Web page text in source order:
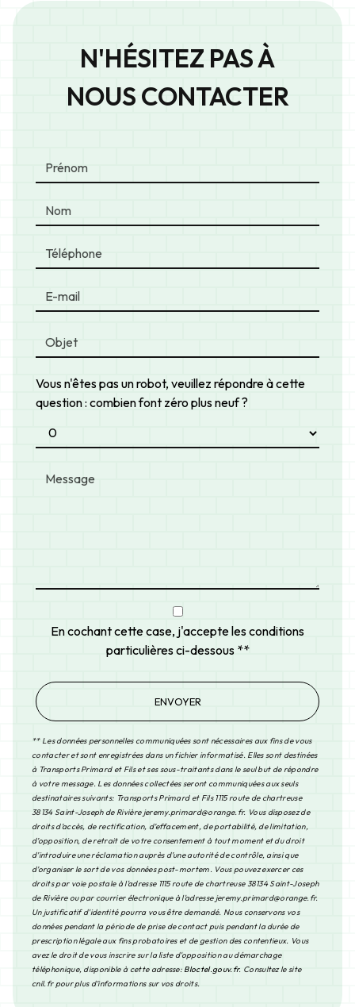
N'HÉSITEZ PAS À
NOUS CONTACTER
Vous n'êtes pas un robot, veuillez répondre à cette
question : combien font zéro plus neuf ?
En cochant cette case, j'accepte les conditions
particulières ci-dessous **
ENVOYER
** Les données personnelles communiquées sont nécessaires aux fins de vous
contacter et sont enregistrées dans un fichier informatisé. Elles sont destinées
à Transports Primard et Fils et ses sous-traitants dans le seul but de répondre
à votre message. Les données collectées seront communiquées aux seuls
destinataires suivants: Transports Primard et Fils 1115 route de chartreuse
38134 Saint-Joseph de Rivière jeremy.primard@orange.fr. Vous disposez de
droits d’accès, de rectification, d’effacement, de portabilité, de limitation,
d’opposition, de retrait de votre consentement à tout moment et du droit
d’introduire une réclamation auprès d’une autorité de contrôle, ainsi que
d’organiser le sort de vos données post-mortem. Vous pouvez exercer ces
droits par voie postale à l'adresse 1115 route de chartreuse 38134 Saint-Joseph
de Rivière ou par courrier électronique à l'adresse jeremy.primard@orange.fr.
Un justificatif d'identité pourra vous être demandé. Nous conservons vos
données pendant la période de prise de contact puis pendant la durée de
prescription légale aux fins probatoires et de gestion des contentieux. Vous
avez le droit de vous inscrire sur la liste d'opposition au démarchage
téléphonique, disponible à cette adresse: Bloctel.gouv.fr. Consultez le site
cnil.fr pour plus d’informations sur vos droits.